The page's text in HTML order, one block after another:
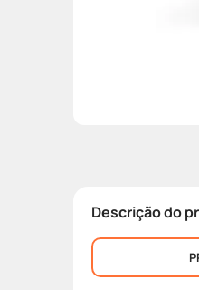
Descrição do